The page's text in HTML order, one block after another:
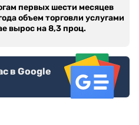
первых шести месяцев
объем торговли услугами
вырос на 8,3 проц.
в Google